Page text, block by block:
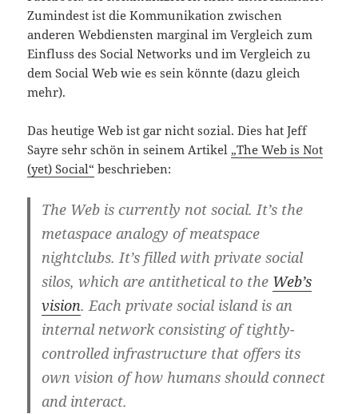
Zumindest ist die Kommunikation zwischen
anderen Webdiensten marginal im Vergleich zum
Einfluss des Social Networks und im Vergleich zu
dem Social Web wie es sein könnte (dazu gleich
mehr).
Das heutige Web ist gar nicht sozial. Dies hat Jeff
Sayre sehr schön in seinem Artikel „The Web is Not
(yet) Social“ beschrieben:
The Web is currently not social. It’s the
metaspace analogy of meatspace
nightclubs. It’s filled with private social
silos, which are antithetical to the Web’s
vision. Each private social island is an
internal network consisting of tightly-
controlled infrastructure that offers its
own vision of how humans should connect
and interact.